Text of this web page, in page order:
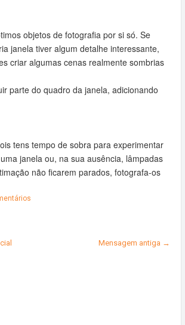
objetos de fotografia por si só. Se
janela tiver algum detalhe interessante,
criar algumas cenas realmente sombrias
parte do quadro da janela, adicionando
tens tempo de sobra para experimentar
janela ou, na sua ausência, lâmpadas
não ficarem parados, fotografa-os
Mensagem antiga →